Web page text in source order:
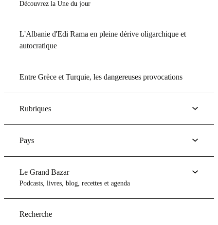
Découvrez la Une du jour
L'Albanie d'Edi Rama en pleine dérive oligarchique et
autocratique
Entre Grèce et Turquie, les dangereuses provocations
Rubriques
Pays
Le Grand Bazar
Podcasts, livres, blog, recettes et agenda
Recherche